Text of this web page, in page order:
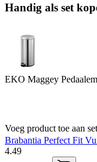
Handig als set
EKO Maggey
Voeg product toe aan set
Brabantia Perfect Fit
4.49